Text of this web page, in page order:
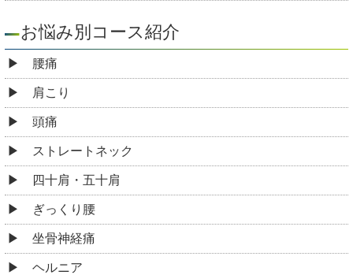
お悩み別コース紹介
腰痛
肩こり
頭痛
ストレートネック
四十肩・五十肩
ぎっくり腰
坐骨神経痛
ヘルニア